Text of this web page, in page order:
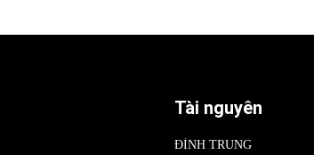
Tài nguyên
ĐÌNH TRUNG